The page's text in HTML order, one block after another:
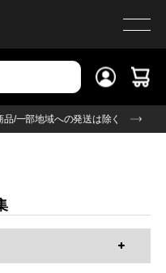
品/一部地域への発送は除く